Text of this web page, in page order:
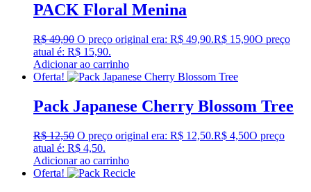
PACK Floral Menina
R$49,90 O preço original era: R$ 49,90.R$ 15,90O preço
atual é: R$ 15,90.
Adicionar ao carrinho
Oferta!
Pack Japanese Cherry Blossom Tree
R$12,50 O preço original era: R$ 12,50.R$ 4,50O preço
atual é: R$ 4,50.
Adicionar ao carrinho
Oferta!